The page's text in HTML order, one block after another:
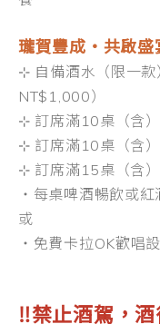
瓏賀豐成・共啟盛
⊹ 自備酒水（限一
NT$1,000）
⊹ 訂席滿10桌（含
⊹ 訂席滿10桌（含
⊹ 訂席滿15桌（含
・每桌啤酒暢飲或紅
或
・免費卡拉OK歡唱
‼️禁止酒駕，